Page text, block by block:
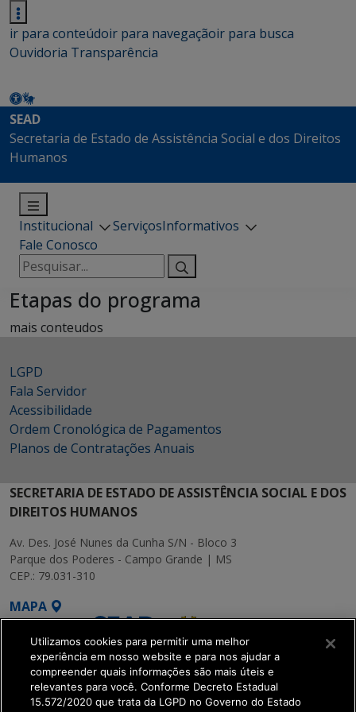
ir para conteúdoir para navegaçãoir para busca
Ouvidoria Transparência
SEAD
Secretaria de Estado de Assistência Social e dos Direitos
Humanos
Institucional ServiçosInformativos
Fale Conosco
Pesquisar
por:
Etapas do programa
mais conteudos
LGPD
Fala Servidor
Acessibilidade
Ordem Cronológica de Pagamentos
Planos de Contratações Anuais
SECRETARIA DE ESTADO DE ASSISTÊNCIA SOCIAL E DOS
DIREITOS HUMANOS
Av. Des. José Nunes da Cunha S/N - Bloco 3
Parque dos Poderes - Campo Grande | MS
CEP.: 79.031-310
MAPA
SETDIG | Secretaria-
Utilizamos cookies para permitir uma melhor
experiência em nosso website e para nos ajudar a
compreender quais informações são mais úteis e
relevantes para você. Conforme Decreto Estadual
15.572/2020 que trata da LGPD no Governo do Estado